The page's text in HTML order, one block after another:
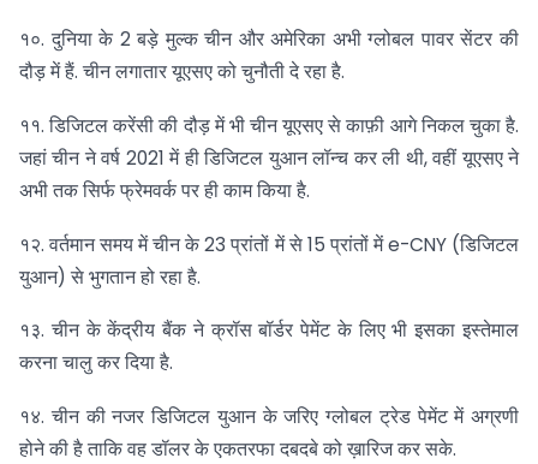
१०. दुनिया के 2 बड़े मुल्क चीन और अमेरिका अभी ग्लोबल पावर सेंटर की
दौड़ में हैं. चीन लगातार यूएसए को चुनौती दे रहा है.
११. डिजिटल करेंसी की दौड़ में भी चीन यूएसए से काफ़ी आगे निकल चुका है.
जहां चीन ने वर्ष 2021 में ही डिजिटल युआन लॉन्च कर ली थी, वहीं यूएसए ने
अभी तक सिर्फ फ्रेमवर्क पर ही काम किया है.
१२. वर्तमान समय में चीन के 23 प्रांतों में से 15 प्रांतों में e-CNY (डिजिटल
युआन) से भुगतान हो रहा है.
१३. चीन के केंद्रीय बैंक ने क्रॉस बॉर्डर पेमेंट के लिए भी इसका इस्तेमाल
करना चालु कर दिया है.
१४. चीन की नजर डिजिटल युआन के जरिए ग्लोबल ट्रेड पेमेंट में अग्रणी
होने की है ताकि वह डॉलर के एकतरफा दबदबे को ख़ारिज कर सके.